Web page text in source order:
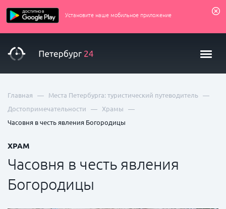
Установите наше мобильное приложение
Главная — Места Петербурга: туристический путеводитель —
Достопримечательности — Храмы —
Часовня в честь явления Богородицы
ХРАМ
Часовня в честь явления
Богородицы